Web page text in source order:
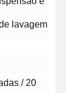
lavagem
/ 20